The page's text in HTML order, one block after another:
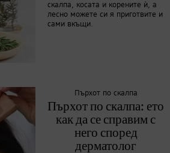
скалпа, косата и корените ѝ, а
лесно можете си я приготвите и
сами вкъщи.
Пърхот по скалпа
Пърхот по скалпа: ето
как да се справим с
него според
дерматолог